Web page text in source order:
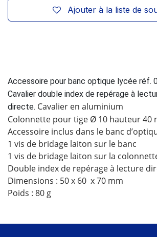
Ajouter à la liste de
Accessoire pour banc optique lycée réf.
Cavalier double index de repérage à
directe. Cavalier en aluminium
Colonnette pour tige Ø 10 hauteur 40
Accessoire inclus dans le banc
1 vis de bridage laiton sur le banc
1 vis de bridage laiton sur la
Double index de repérage à lecture
Dimensions : 50 x 60 x 70 mm
Poids : 80 g